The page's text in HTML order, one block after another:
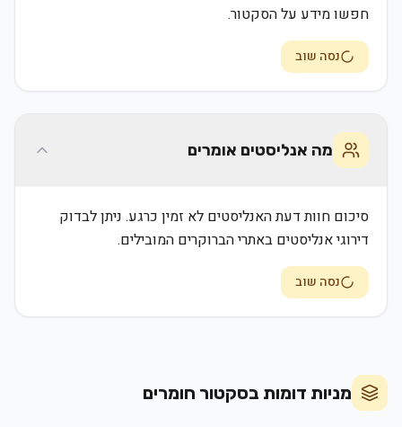
חפשו מידע על הסקטור.
נסה שוב
מה אנליסטים אומרים
סיכום חוות דעת האנליסטים לא זמין כרגע. ניתן לבדוק
דירוגי אנליסטים באתרי הברוקרים המובילים.
נסה שוב
מניות דומות בסקטור חומרים